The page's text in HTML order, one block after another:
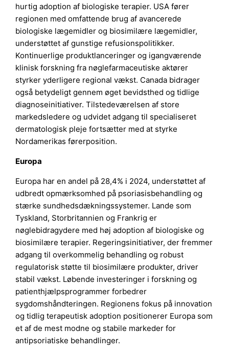
hurtig adoption af biologiske terapier. USA fører
regionen med omfattende brug af avancerede
biologiske lægemidler og biosimilære lægemidler,
understøttet af gunstige refusionspolitikker.
Kontinuerlige produktlanceringer og igangværende
klinisk forskning fra nøglefarmaceutiske aktører
styrker yderligere regional vækst. Canada bidrager
også betydeligt gennem øget bevidsthed og tidlige
diagnoseinitiativer. Tilstedeværelsen af store
markedsledere og udvidet adgang til specialiseret
dermatologisk pleje fortsætter med at styrke
Nordamerikas førerposition.
Europa
Europa har en andel på 28,4% i 2024, understøttet af
udbredt opmærksomhed på psoriasisbehandling og
stærke sundhedsdækningssystemer. Lande som
Tyskland, Storbritannien og Frankrig er
nøglebidragydere med høj adoption af biologiske og
biosimilære terapier. Regeringsinitiativer, der fremmer
adgang til overkommelig behandling og robust
regulatorisk støtte til biosimilære produkter, driver
stabil vækst. Løbende investeringer i forskning og
patienthjælpsprogrammer forbedrer
sygdomshåndteringen. Regionens fokus på innovation
og tidlig terapeutisk adoption positionerer Europa som
et af de mest modne og stabile markeder for
antipsoriatiske behandlinger.